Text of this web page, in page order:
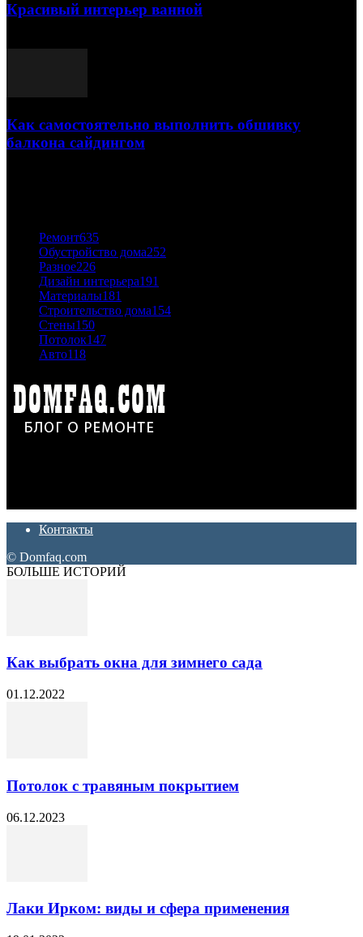
Красивый интерьер ванной
Как самостоятельно выполнить обшивку
балкона сайдингом
Ремонт635
Обустройство дома252
Разное226
Дизайн интерьера191
Материалы181
Строительство дома154
Стены150
Потолок147
Авто118
Контакты
© Domfaq.com
БОЛЬШЕ ИСТОРИЙ
Как выбрать окна для зимнего сада
01.12.2022
Потолок с травяным покрытием
06.12.2023
Лаки Ирком: виды и сфера применения